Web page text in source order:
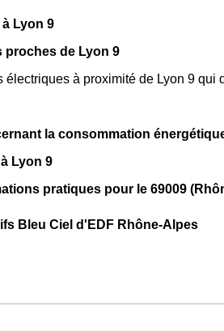
Lyon 9
proches de Lyon 9
électriques à proximité de Lyon 9
la consommation
Lyon 9
pratiques pour le 69009
Bleu Ciel d'EDF Rhône-Alpes